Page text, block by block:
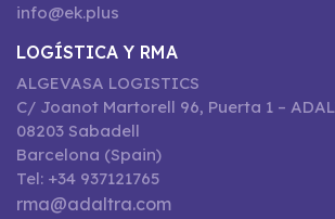
info@ek.plus
LOGÍSTICA Y RMA
ALGEVASA LOGISTICS
C/ Joanot Martorell 96, Puerta 1 –
08203 Sabadell
Barcelona (Spain)
Tel: +34 937121765
rma@adaltra.com